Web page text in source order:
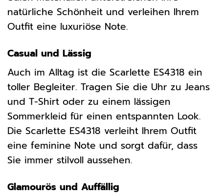
natürliche Schönheit und verleihen Ihrem
Outfit eine luxuriöse Note.
Casual und Lässig
Auch im Alltag ist die Scarlette ES4318 ein
toller Begleiter. Tragen Sie die Uhr zu Jeans
und T-Shirt oder zu einem lässigen
Sommerkleid für einen entspannten Look.
Die Scarlette ES4318 verleiht Ihrem Outfit
eine feminine Note und sorgt dafür, dass
Sie immer stilvoll aussehen.
Glamourös und Auffällig